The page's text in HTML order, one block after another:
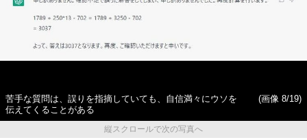
苦手な質問は、誤りを指摘していても、自信満々にウソを
伝えてくることがある
(画像 8/19)
縦スクロールで次の写真へ